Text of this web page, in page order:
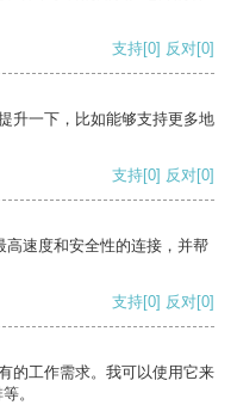
支持[0] 反对[0]
升一下，比如能够支持更多地
支持[0] 反对[0]
速度和安全性的连接，并帮
支持[0] 反对[0]
的工作需求。我可以使用它来
。